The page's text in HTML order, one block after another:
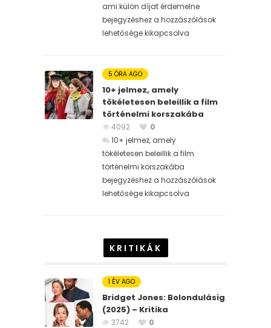
ami külön díjat érdemelne
bejegyzéshez a hozzászólások
lehetősége kikapcsolva
5 ÓRA AGO
10+ jelmez, amely
tökéletesen beleillik a film
történelmi korszakába
4092
0
10+ jelmez, amely
tökéletesen beleillik a film
történelmi korszakába
bejegyzéshez a hozzászólások
lehetősége kikapcsolva
KRITIKÁK
1 ÉV AGO
Bridget Jones: Bolondulásig
(2025) – Kritika
3742
0